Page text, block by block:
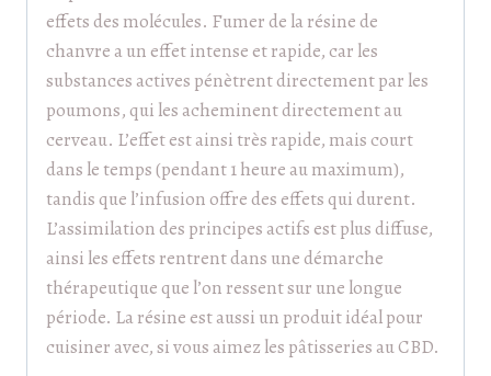
effets des molécules. Fumer de la résine de
chanvre a un effet intense et rapide, car les
substances actives pénètrent directement par les
poumons, qui les acheminent directement au
cerveau. L’effet est ainsi très rapide, mais court
dans le temps (pendant 1 heure au maximum),
tandis que l’infusion offre des effets qui durent.
L’assimilation des principes actifs est plus diffuse,
ainsi les effets rentrent dans une démarche
thérapeutique que l’on ressent sur une longue
période. La résine est aussi un produit idéal pour
cuisiner avec, si vous aimez les pâtisseries au CBD.